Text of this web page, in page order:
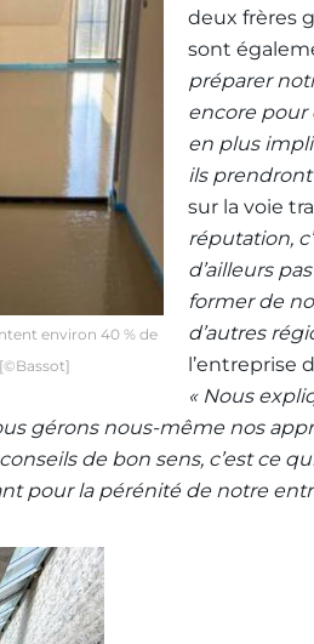
environ 40 % de
deux frères
sont
préparer
encore pour
en plus
ils prendront
sur la voie
réputation,
d’ailleurs
former de
d’autres
l’entreprise
« Nous
gérons nous-même nos
de bon sens, c’est ce
pour la pérénité de notre